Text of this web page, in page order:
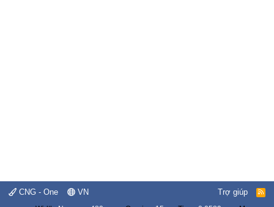
CNG - One VN Trợ giúp
R